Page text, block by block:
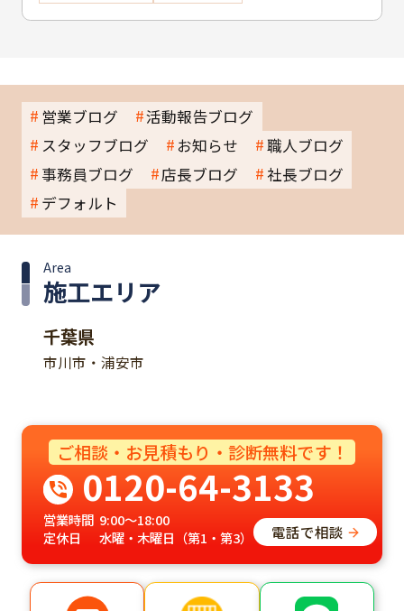
営業ブログ
活動報告ブログ
スタッフブログ
お知らせ
職人ブログ
事務員ブログ
店長ブログ
社長ブログ
デフォルト
施工エリア
Area
千葉県
市川市・浦安市
ご相談・お見積もり・診断無料です！
0120-64-3133
営業時間 9:00～18:00
定休日
水曜・木曜日（第1・第3） 電話で相談